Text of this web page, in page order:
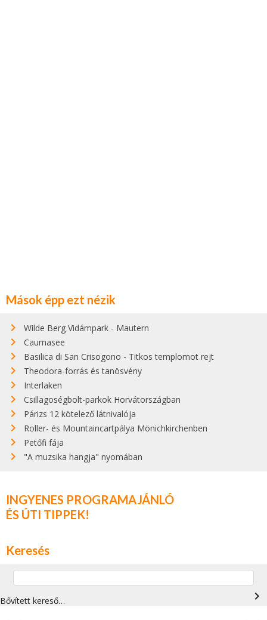
Mások épp ezt nézik
Wilde Berg Vidámpark - Mautern
Caumasee
Basilica di San Crisogono - Titkos templomot rejt
Theodora-forrás és tanösvény
Interlaken
Csillagoségbolt-parkok Horvátországban
Párizs 12 kötelező látnivalója
Roller- és Mountaincartpálya Mönichkirchenben
Petőfi fája
"A muzsika hangja" nyomában
INGYENES PROGRAMAJÁNLÓ
ÉS ÚTI TIPPEK!
Keresés
Bővített kereső… navigate_next